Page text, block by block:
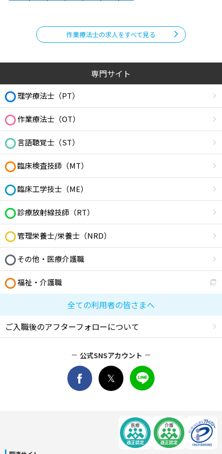
作業療法士の求人をすべて見る
専門サイト
理学療法士（PT）
作業療法士（OT）
言語聴覚士（ST）
臨床検査技師（MT）
臨床工学技士（ME）
診療放射線技師（RT）
管理栄養士/栄養士（NRD）
その他・医療介護職
福祉・介護職
全ての利用者の皆さまへ
ご入職後のアフターフォローについて
公式SNSアカウント